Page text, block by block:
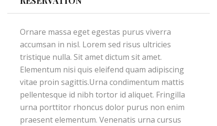
Ornare massa eget egestas purus viverra
accumsan in nisl. Lorem sed risus ultricies
tristique nulla. Sit amet dictum sit amet.
Elementum nisi quis eleifend quam adipiscing
vitae proin sagittis.Urna condimentum mattis
pellentesque id nibh tortor id aliquet. Fringilla
urna porttitor rhoncus dolor purus non enim
praesent elementum. Venenatis urna cursus